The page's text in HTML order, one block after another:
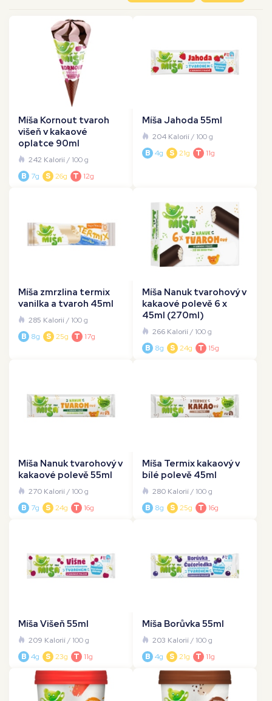
Míša Kornout tvaroh
višeň v kakaové
oplatce 90ml
242 Kalorií/ 100 g
B 7g S 26g T 12g
Míša Jahoda 55ml
204 Kalorií/ 100 g
B 4g S 21g T 11g
Míša zmrzlina termix
vanilka a tvaroh 45ml
285 Kalorií/ 100 g
B 8g S 25g T 17g
Míša Nanuk tvarohový v
kakaové polevě 6 x
45ml (270ml)
266 Kalorií/ 100 g
B 8g S 24g T 15g
Míša Nanuk tvarohový v
kakaové polevě 55ml
270 Kalorií/ 100 g
B 7g S 24g T 16g
Míša Termix kakaový v
bílé polevě 45ml
280 Kalorií/ 100 g
B 8g S 25g T 16g
Míša Višeň 55ml
209 Kalorií/ 100 g
B 4g S 23g T 11g
Míša Borůvka 55ml
203 Kalorií/ 100 g
B 4g S 21g T 11g